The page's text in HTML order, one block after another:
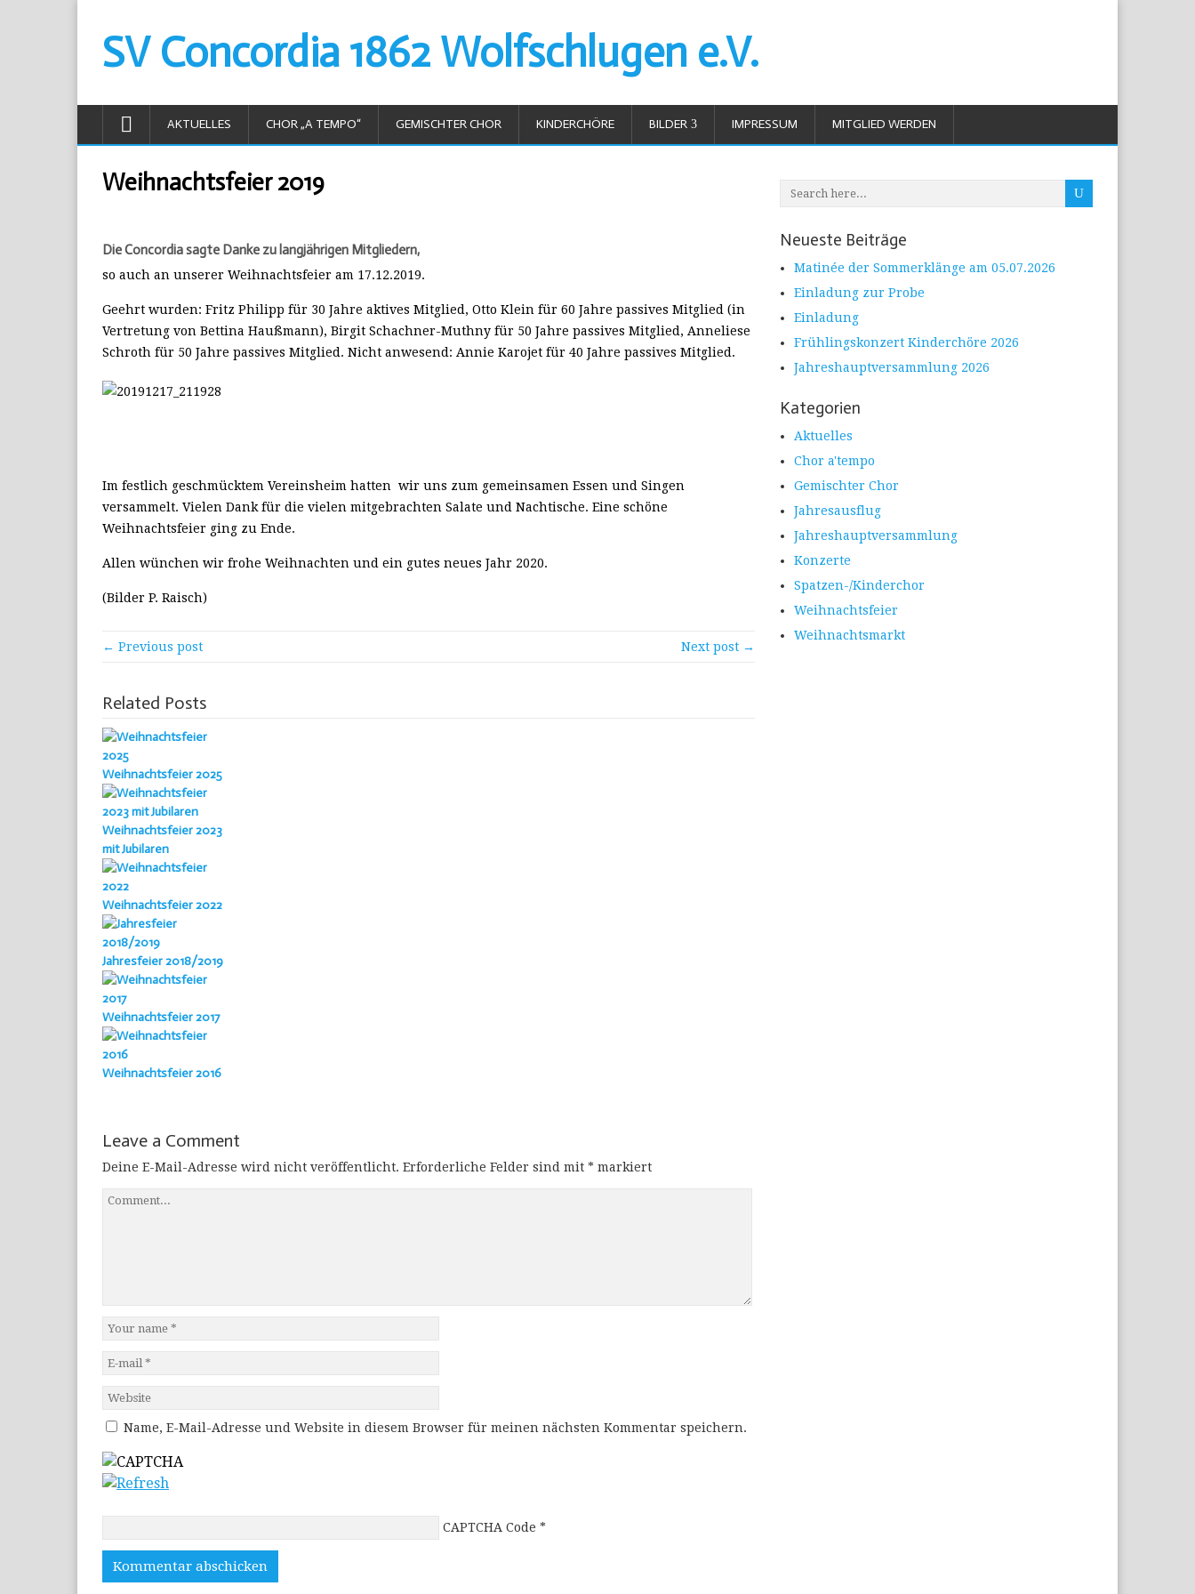
SV Concordia 1862 Wolfschlugen e.V.
AKTUELLES CHOR „A TEMPO“ GEMISCHTER CHOR KINDERCHÖRE BILDER IMPRESSUM MITGLIED WERDEN
Weihnachtsfeier 2019
Die Concordia sagte Danke zu langjährigen Mitgliedern,
so auch an unserer Weihnachtsfeier am 17.12.2019.
Geehrt wurden: Fritz Philipp für 30 Jahre aktives Mitglied, Otto Klein für 60 Jahre passives Mitglied (in
Vertretung von Bettina Haußmann), Birgit Schachner-Muthny für 50 Jahre passives Mitglied, Anneliese
Schroth für 50 Jahre passives Mitglied. Nicht anwesend: Annie Karojet für 40 Jahre passives Mitglied.
Im festlich geschmücktem Vereinsheim hatten wir uns zum gemeinsamen Essen und Singen
versammelt. Vielen Dank für die vielen mitgebrachten Salate und Nachtische. Eine schöne
Weihnachtsfeier ging zu Ende.
Allen wünchen wir frohe Weihnachten und ein gutes neues Jahr 2020.
(Bilder P. Raisch)
← Previous post Next post →
Related Posts
Weihnachtsfeier 2025
Weihnachtsfeier 2023
mit Jubilaren
Weihnachtsfeier 2022
Jahresfeier 2018/2019
Weihnachtsfeier 2017
Weihnachtsfeier 2016
Leave a Comment
Deine E-Mail-Adresse wird nicht veröffentlicht. Erforderliche Felder sind mit * markiert
Name, E-Mail-Adresse und Website in diesem Browser für meinen nächsten Kommentar speichern.
CAPTCHA Code *
Neueste Beiträge
Matinée der Sommerklänge am 05.07.2026
Einladung zur Probe
Einladung
Frühlingskonzert Kinderchöre 2026
Jahreshauptversammlung 2026
Kategorien
Aktuelles
Chor a'tempo
Gemischter Chor
Jahresausflug
Jahreshauptversammlung
Konzerte
Spatzen-/Kinderchor
Weihnachtsfeier
Weihnachtsmarkt